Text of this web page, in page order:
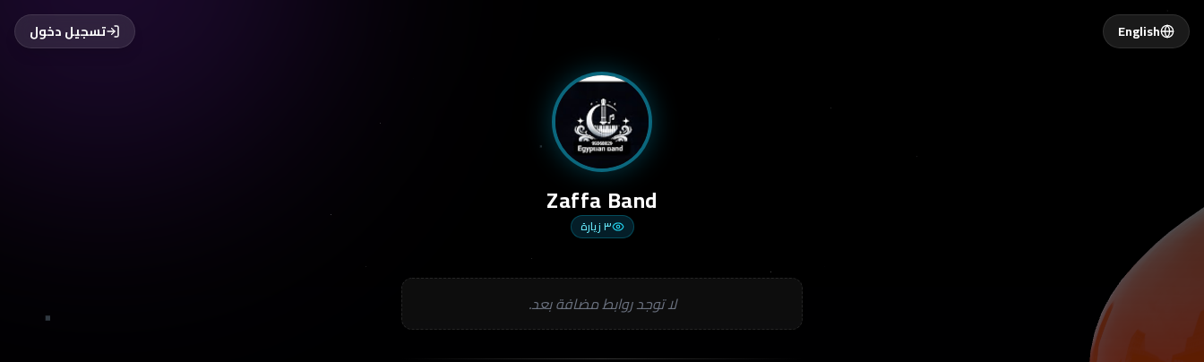
English تسجيل دخول
Zaffa Band
٣زيارة
لا توجد روابط مضافة بعد.